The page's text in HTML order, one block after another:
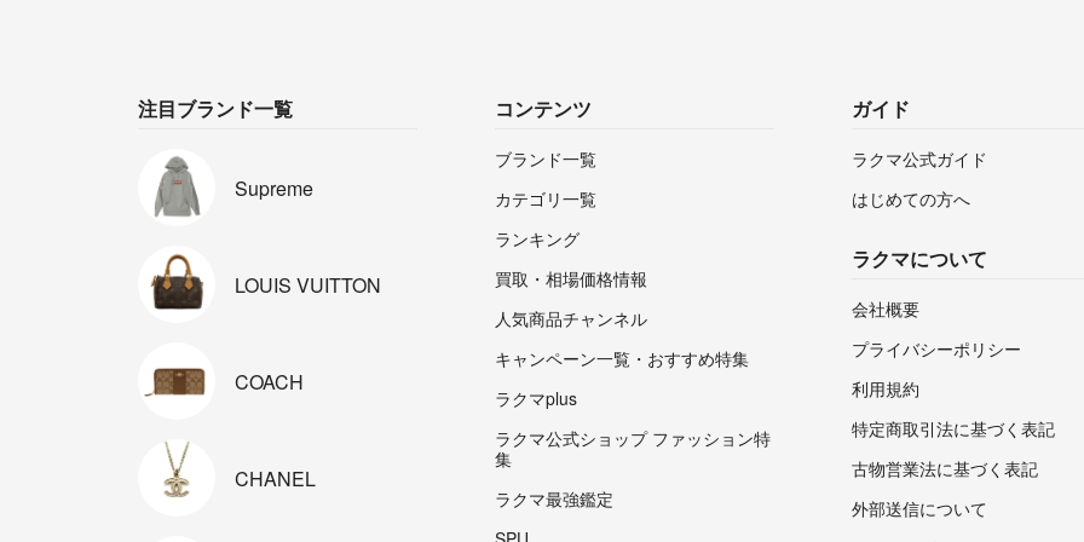
注目ブランド一覧
Supreme
LOUIS VUITTON
COACH
CHANEL
コンテンツ
ブランド一覧
カテゴリ一覧
ランキング
買取・相場価格情報
人気商品チャンネル
キャンペーン一覧・おすすめ特集
ラクマplus
ラクマ公式ショップ ファッション特
集
ラクマ最強鑑定
ガイド
ラクマ公式ガイド
はじめての方へ
ラクマについて
会社概要
プライバシーポリシー
利用規約
特定商取引法に基づく表記
古物営業法に基づく表記
外部送信について